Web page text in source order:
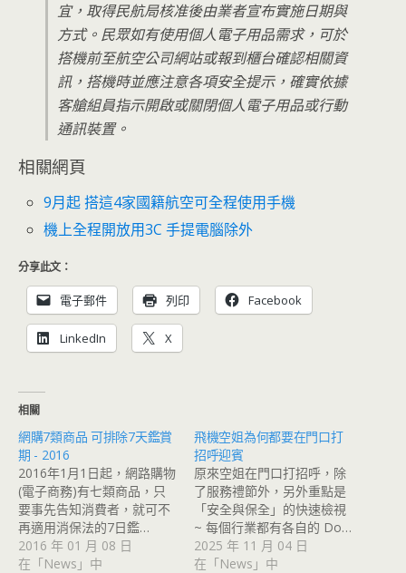
宜，取得民航局核准後由業者宣布實施日期與
方式。民眾如有使用個人電子用品需求，可於
搭機前至航空公司網站或報到櫃台確認相關資
訊，搭機時並應注意各項安全提示，確實依據
客艙組員指示開啟或關閉個人電子用品或行動
通訊裝置。
相關網頁
9月起 搭這4家國籍航空可全程使用手機
機上全程開放用3C 手提電腦除外
分享此文：
電子郵件 列印 Facebook
LinkedIn X
相關
網購7類商品 可排除7天鑑賞
期 - 2016
2016年1月1日起，網路購物
(電子商務)有七類商品，只
要事先告知消費者，就可不
再適用消保法的7日鑑…
2016 年 01 月 08 日
在「News」中
飛機空姐為何都要在門口打
招呼迎賓
原來空姐在門口打招呼，除
了服務禮節外，另外重點是
「安全與保全」的快速檢視
~ 每個行業都有各自的 Do…
2025 年 11 月 04 日
在「News」中